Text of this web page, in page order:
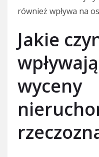
również wpływa na
Jakie
wyceny